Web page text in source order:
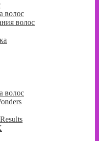
волос
волос
волос